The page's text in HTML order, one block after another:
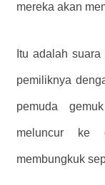
mereka akan
Itu adalah
pemiliknya
pemuda
meluncur ke
membungkuk